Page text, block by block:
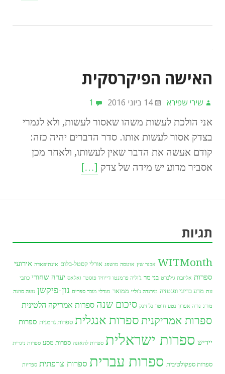
האישה הפיקרסקית
שירי שפירא 14 ביוני 2016 1
אני הולכת לעשות משהו שאסור לעשות, ולא לגמרי
בצדק אסור לעשות אותו. סדר הדברים יהיה כזה:
קודם אעשה את הדבר שאין לעשותו, ולאחר מכן
אסביר מדוע יש מידה של צדק […]
תגיות
WITMonth אבנר שץ אוטסה מושפג אורלי קסטל-בלום אינתיפאדה אירועי
ספרות אליזבת גילברט בני מר ג'וליה פרמנטו דייוויד פוסטר ואלאס יערה שחורי כתבי
עת מדע בדיוני ופנטזיה מירנדה ג'וליי ממואר מנדלי מוכר ספרים נון-פיקשן נועה סוזנה
מורג נורה אפרון נטע חוטר נל זינק סיכום שנה ספרות אמריקה הלטינית
ספרות אמריקניתספרות אנגלית ספרות גרמנית ספרות
יידיש ספרות ישראלית ספרות להאזנה ספרות מסע ספרות ניגרית
ספרות ספקולטיבית ספרות עברית ספרות צרפתית ספריות